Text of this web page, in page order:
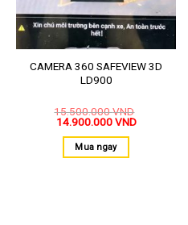
CAMERA 360 SAFEVIEW 3D
LD900
15.500.000VND
14.900.000VND
Mua ngay